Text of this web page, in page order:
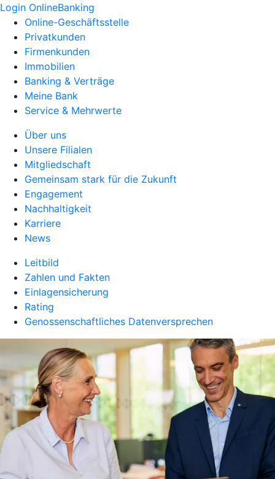
Login OnlineBanking
Online-Geschäftsstelle
Privatkunden
Firmenkunden
Immobilien
Banking & Verträge
Meine Bank
Service & Mehrwerte
Über uns
Unsere Filialen
Mitgliedschaft
Gemeinsam stark für die Zukunft
Engagement
Nachhaltigkeit
Karriere
News
Leitbild
Zahlen und Fakten
Einlagensicherung
Rating
Genossenschaftliches Datenversprechen